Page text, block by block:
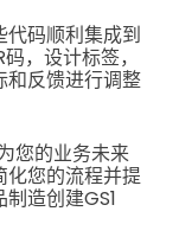
码顺利集成到
，设计标签，
和反馈进行调整
您的业务未来
化您的流程并提
造创建GS1